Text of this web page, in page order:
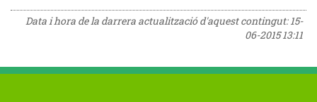
Data i hora de la darrera actualització d'aquest contingut:15-
06-2015 13:11